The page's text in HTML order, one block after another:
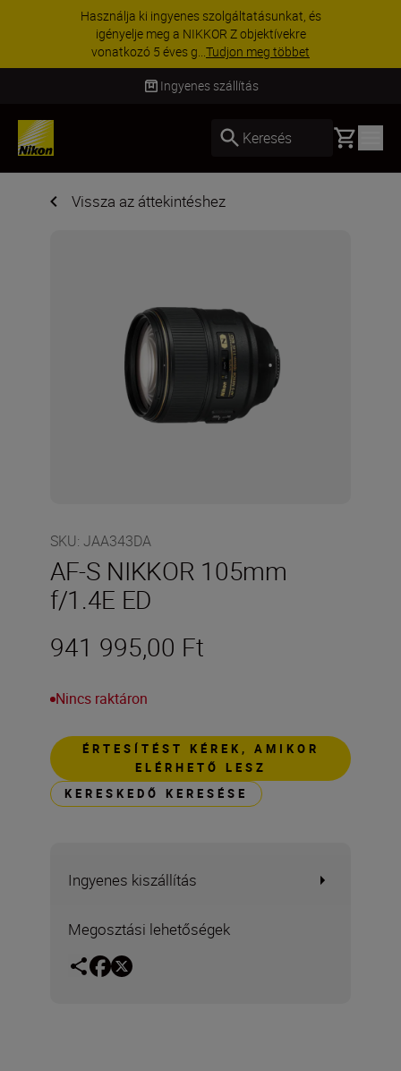
KIEGÉSZÍTŐKRE VONATKOZÓ AKCIÓ | 15%
kedvezmény kiválasztott kiegészítőkre –
egészítse ki még ma a fe...Vásároljon most
Ingyenes szállítás
Keresés Basket
Vissza az áttekintéshez
SKU: JAA343DA
AF-S NIKKOR 105mm
f/1.4E ED
941 995,00 Ft
Nincs raktáron
ÉRTESÍTÉST KÉREK, AMIKOR
ELÉRHETŐ LESZ
KERESKEDŐ KERESÉSE
Ingyenes kiszállítás
Megosztási lehetőségek